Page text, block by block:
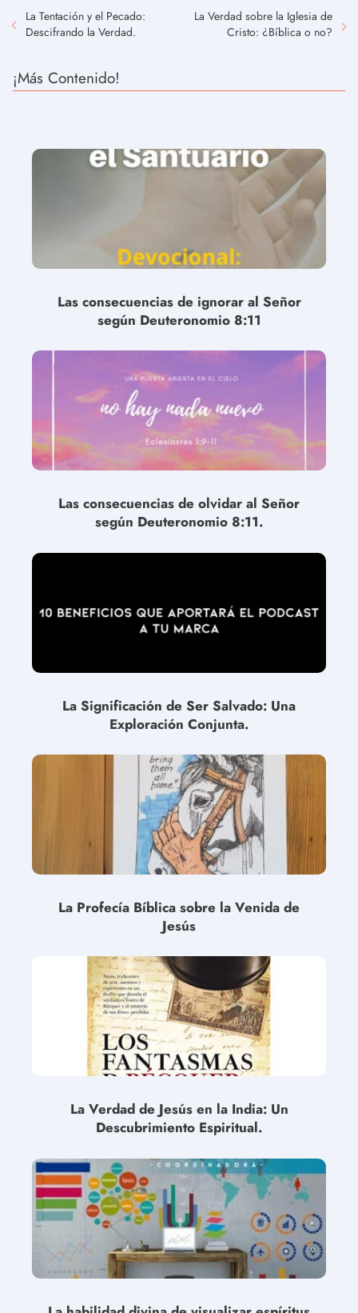
La Tentación y el Pecado:
Descifrando la Verdad.
La Verdad sobre la Iglesia de
Cristo: ¿Bíblica o no?
¡Más Contenido!
Las consecuencias de ignorar al Señor
según Deuteronomio 8:11
Las consecuencias de olvidar al Señor
según Deuteronomio 8:11.
La Significación de Ser Salvado: Una
Exploración Conjunta.
La Profecía Bíblica sobre la Venida de
Jesús
La Verdad de Jesús en la India: Un
Descubrimiento Espiritual.